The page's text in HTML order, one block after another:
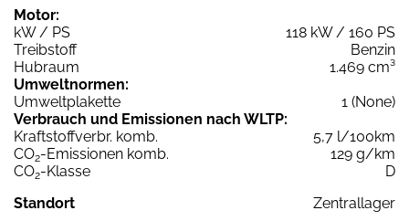
Motor:
kW / PS
118 kW / 160 PS
Treibstoff
Benzin
Hubraum
1.469 cm³
Umweltnormen:
Umweltplakette
1 (None)
Verbrauch und Emissionen nach WLTP:
Kraftstoffverbr. komb.
5,7 l/100km
CO2-Emissionen komb.
129 g/km
CO2-Klasse
D
Standort
Zentrallager